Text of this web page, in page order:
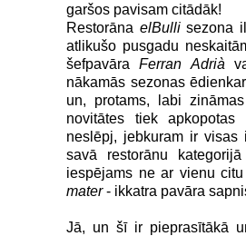
garšos pavisam citādāk!
Restorāna elBullisezona
atlikušo pusgadu
šefpavāraFerran Adrià
nākamās sezonas
un, protams, labi
novitātes tiek
neslēpj, jebkuram ir
savā restorānu
iespējams ne ar vienu
mater- ikkatra pavāra
Jā, un šī ir pieprasītākā